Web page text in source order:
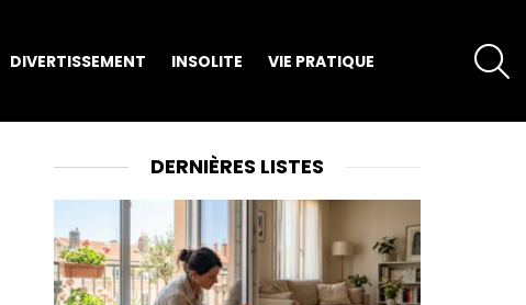
DIVERTISSEMENT INSOLITE VIE PRATIQUE
DERNIÈRES LISTES